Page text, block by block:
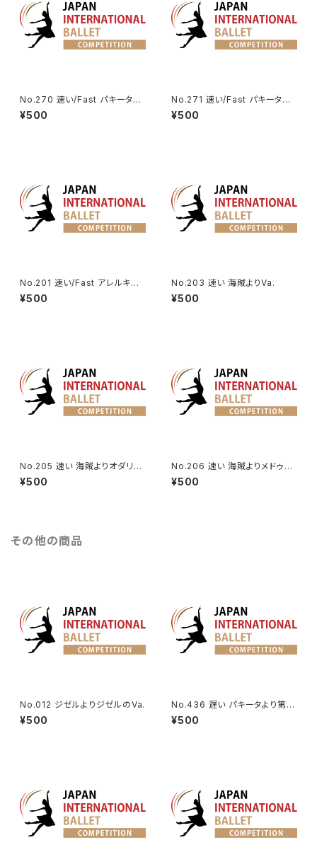
No.270 速い/Fast パキータよ
りカンダウル王のVa. | King Ca
ndaules Variation from Paq
¥500
No.271 速い/Fast パキータよ
りカマルゴのVa. | Camargo V
ariation from Paquita
¥500
No.201 速い/Fast アレルキナ
ーダよりコロンビーヌのVa. | H
arlequinade Variation
¥500
No.203 速い 海賊よりVa.
¥500
No.205 速い 海賊よりオダリス
クの第3Va.
¥500
No.206 速い 海賊よりメドゥー
ラのVa.
¥500
その他の商品
No.012 ジゼルよりジゼルのVa.
¥500
No.436 遅い パキータより第3
Va.
¥500